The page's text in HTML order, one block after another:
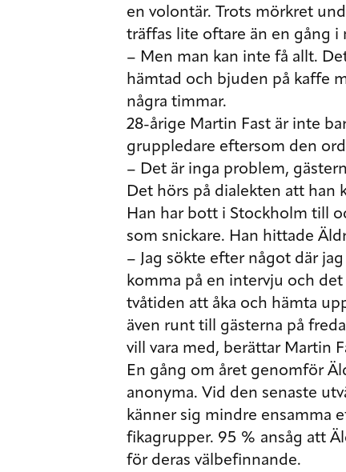
en volontär. Trots mörkret
träffas lite oftare än en gång i
– Men man kan inte få allt.
hämtad och bjuden på kaffe
några timmar.
28-årige Martin Fast är inte
gruppledare eftersom den
– Det är inga problem,
Det hörs på dialekten att han
Han har bott i Stockholm till
som snickare. Han hittade
– Jag sökte efter något där
komma på en intervju och
tvåtiden att åka och hämta
även runt till gästerna på
vill vara med, berättar Martin
En gång om året genomför
anonyma. Vid den senaste
känner sig mindre ensamma
fikagrupper. 95 % ansåg att
för deras välbefinnande.